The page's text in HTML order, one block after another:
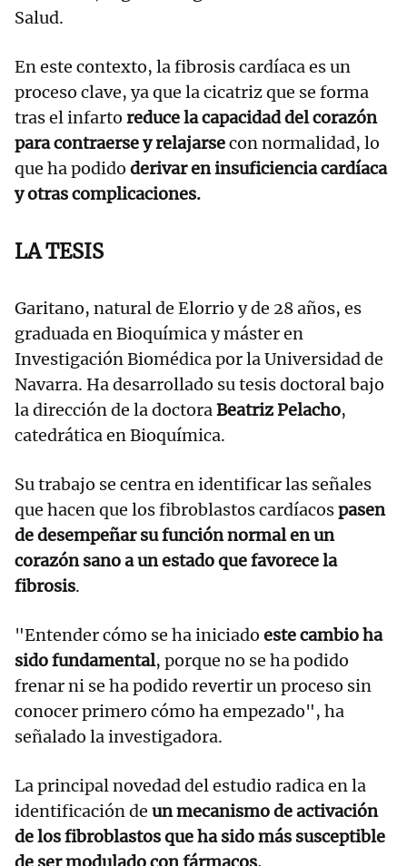
Salud.
En este contexto, la fibrosis cardíaca es un
proceso clave, ya que la cicatriz que se forma
tras el infarto reduce la capacidad del corazón
para contraerse y relajarsecon normalidad, lo
que ha podido derivar en insuficiencia cardíaca
y otras complicaciones.
LA TESIS
Garitano, natural de Elorrio y de 28 años, es
graduada en Bioquímica y máster en
Investigación Biomédica por la Universidad de
Navarra. Ha desarrollado su tesis doctoral bajo
la dirección de la doctoraBeatriz Pelacho,
catedrática en Bioquímica.
Su trabajo se centra en identificar las señales
que hacen que los fibroblastos cardíacospasen
de desempeñar su función normal en un
corazón sano a un estado que favorece la
fibrosis.
"Entender cómo se ha iniciado este cambio ha
sido fundamental, porque no se ha podido
frenar ni se ha podido revertir un proceso sin
conocer primero cómo ha empezado", ha
señalado la investigadora.
La principal novedad del estudio radica en la
identificación de un mecanismo de activación
de los fibroblastos que ha sido más susceptible